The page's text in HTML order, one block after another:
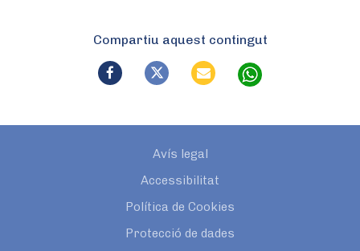
Compartiu aquest contingut
Avís legal
Accessibilitat
Política de Cookies
Protecció de dades